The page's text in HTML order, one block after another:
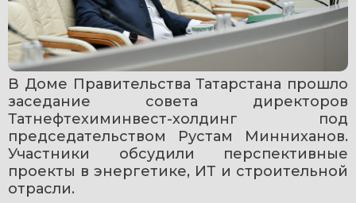
В Доме Правительства Татарстана прошло
заседание совета директоров
Татнефтехиминвест-холдинг под
председательством Рустам Минниханов.
Участники обсудили перспективные
проекты в энергетике, ИТ и строительной
отрасли.